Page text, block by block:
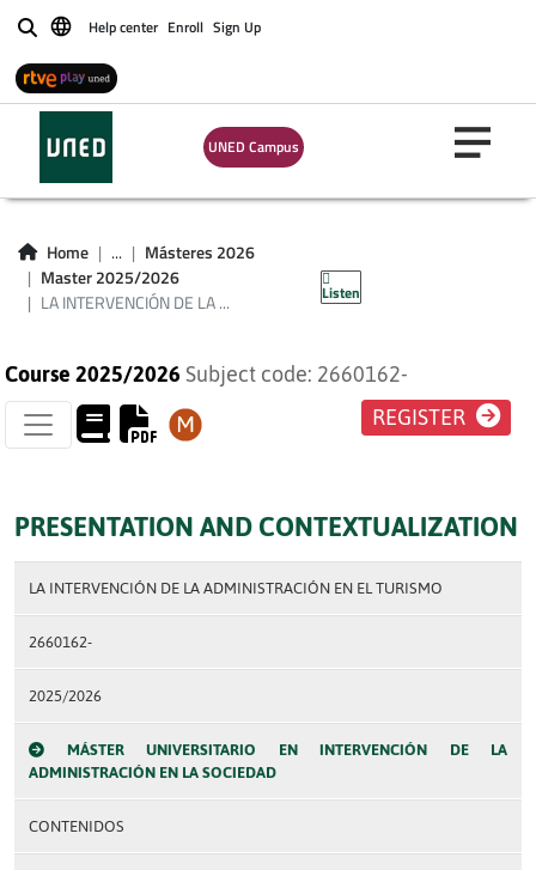
BuscarHelp center Enroll Sign Up
UNED Campus
Home ...
Másteres 2026
Master 2025/2026
LA INTERVENCIÓN DE LA ...
Listen
LA INTERVENCIÓN
DE LA
ADMINISTRACIÓN
EN EL TURISMO
Course 2025/2026 Subject code: 2660162-
REGISTER
PRESENTATION AND CONTEXTUALIZATION
LA INTERVENCIÓN DE LA ADMINISTRACIÓN EN EL TURISMO
2660162-
2025/2026
MÁSTER UNIVERSITARIO EN INTERVENCIÓN DE LA
ADMINISTRACIÓN EN LA SOCIEDAD
CONTENIDOS